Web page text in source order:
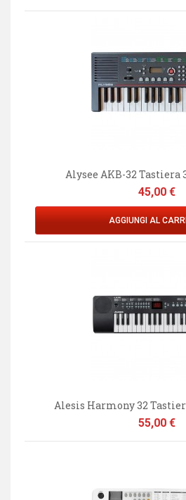
Alysee AKB-32 Tastiera
Prezzo
45,00 €
AGGIUNGI AL
Alesis Harmony 32
Prezzo
55,00 €